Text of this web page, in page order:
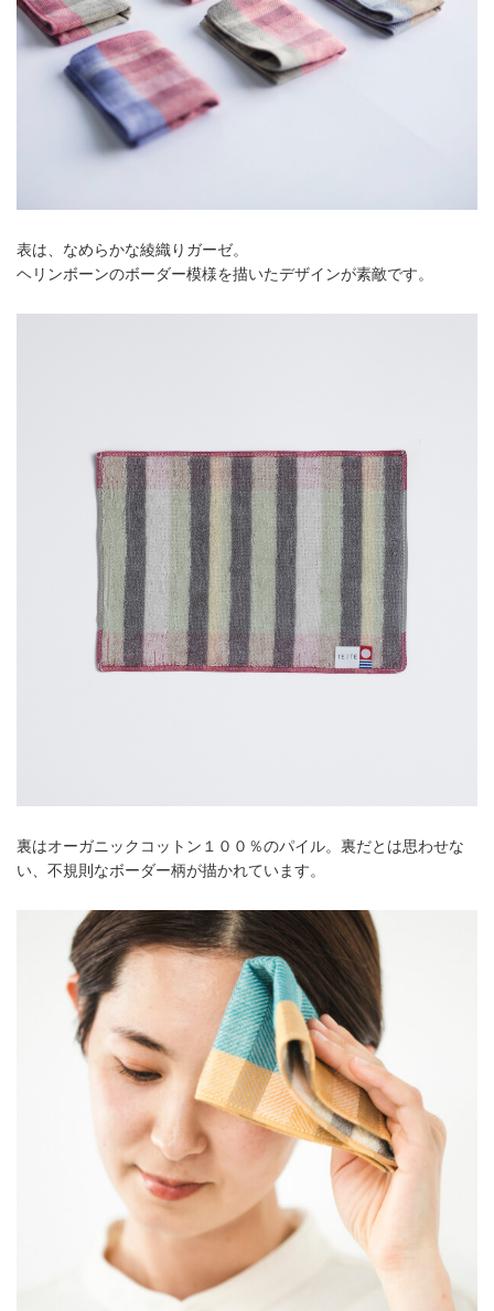
表は、なめらかな綾織りガーゼ。
ヘリンボーンのボーダー模様を描いたデザインが素敵です。
裏はオーガニックコットン１００％のパイル。裏だとは思わせな
い、不規則なボーダー柄が描かれています。